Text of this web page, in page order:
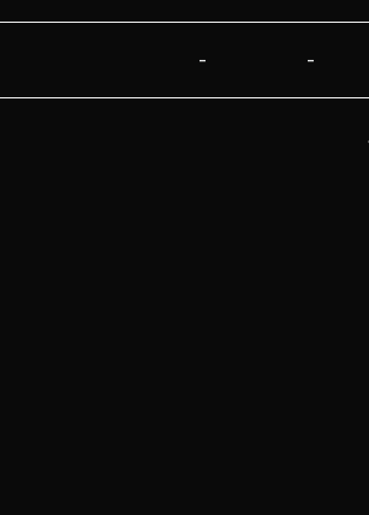
- -